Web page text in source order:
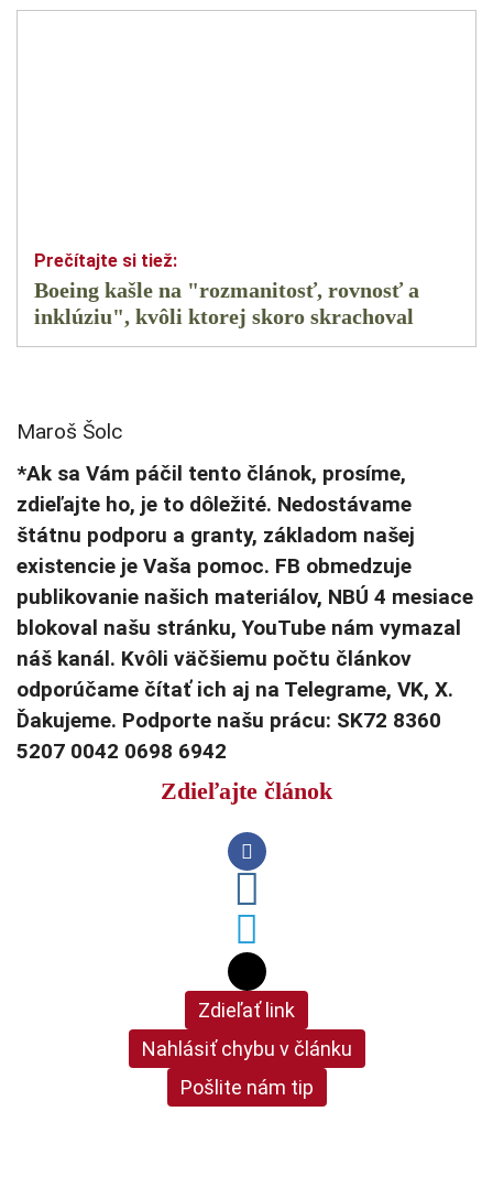
Boeing kašle na "rozmanitosť, rovnosť a
inklúziu", kvôli ktorej skoro skrachoval
Maroš Šolc
*Ak sa Vám páčil tento článok, prosíme,
zdieľajte ho, je to dôležité. Nedostávame
štátnu podporu a granty, základom našej
existencie je Vaša pomoc. FB obmedzuje
publikovanie našich materiálov, NBÚ 4 mesiace
blokoval našu stránku, YouTube nám vymazal
náš kanál. Kvôli väčšiemu počtu článkov
odporúčame čítať ich aj na Telegrame, VK, X.
Ďakujeme. Podporte našu prácu: SK72 8360
5207 0042 0698 6942
Zdieľajte článok
Zdieľať link
Nahlásiť chybu v článku
Pošlite nám tip